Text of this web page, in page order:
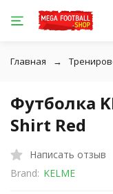
Главная
Футболка
Shirt Red
Написать отзыв
Brand: KELME